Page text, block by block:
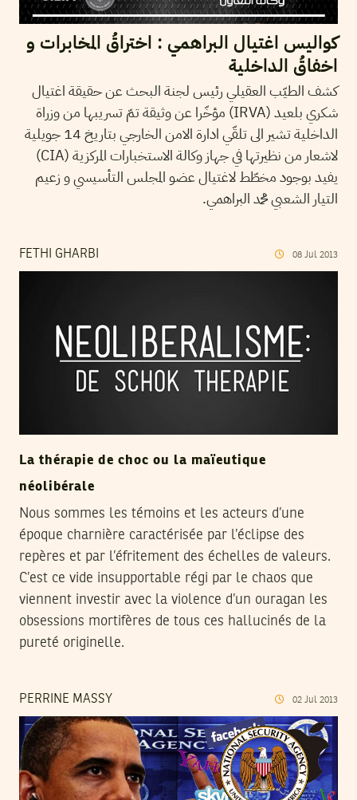
كواليس اغتيال البراهمي : اختراقُ المخابرات و
اخفاقُ الداخلية
كشف الطيّب العقيلي رئيس لجنة البحث عن حقيقة اغتيال
شكري بلعيد (IRVA) مؤخّرا عن وثيقة تمّ تسريبها من وزراة
الداخلية تشير الى تلقّي ادارة الامن الخارجي بتاريخ 14 جويلية
لاشعار من نظيرتها في جهاز وكالة الاستخبارات المركزية (CIA)
يفيد بوجود مخطّط لاغتيال عضو المجلس التأسيسي و زعيم
التيار الشعبي محمد البراهمي.
FETHI GHARBI 08 Jul 2013
La thérapie de choc ou la maïeutique
néolibérale
Nous sommes les témoins et les acteurs d’une
époque charnière caractérisée par l’éclipse des
repères et par l’éfritement des échelles de valeurs.
C’est ce vide insupportable régi par le chaos que
viennent investir avec la violence d’un ouragan les
obsessions mortifères de tous ces hallucinés de la
pureté originelle.
PERRINE MASSY 02 Jul 2013